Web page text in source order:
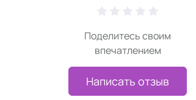
Поделитесь своим
впечатлением
Написать отзыв